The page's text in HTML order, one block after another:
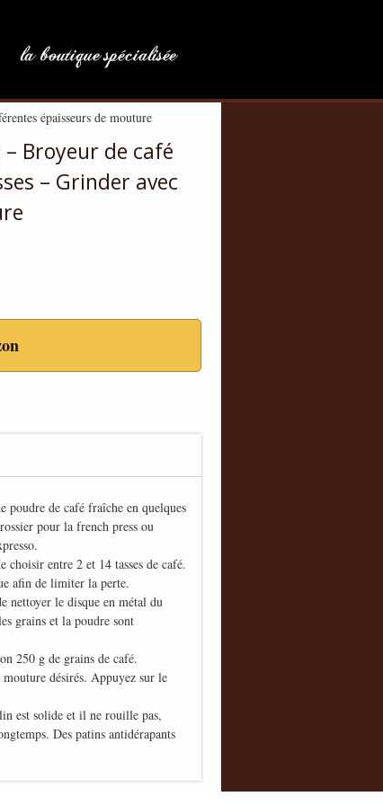
épaisseurs de mouture
Broyeur de café
– Grinder avec
de café fraîche en quelques
pour la french press ou
entre 2 et 14 tasses de café.
afin de limiter la perte.
nettoyer le disque en métal du
grains et la poudre sont
250 g de grains de café.
désirés. Appuyez sur le
est solide et il ne rouille pas,
Des patins antidérapants